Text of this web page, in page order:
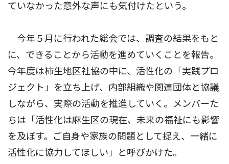
ていなかった意外な声にも気付けたという。
今年５月に行われた総会では、調査の結果をもと
に、できることから活動を進めていくことを報告。
今年度は柿生地区社協の中に、活性化の「実践プロ
ジェクト」を立ち上げ、内部組織や関連団体と協議
しながら、実際の活動を推進していく。メンバーた
ちは「活性化は麻生区の現在、未来の福祉にも影響
を及ぼす。ご自身や家族の問題として捉え、一緒に
活性化に協力してほしい」と呼びかけた。